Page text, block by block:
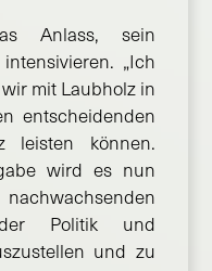
Anlass, sein
„Ich
mit Laubholz in
entscheidenden
leisten können.
wird es nun
Politik und
und zu